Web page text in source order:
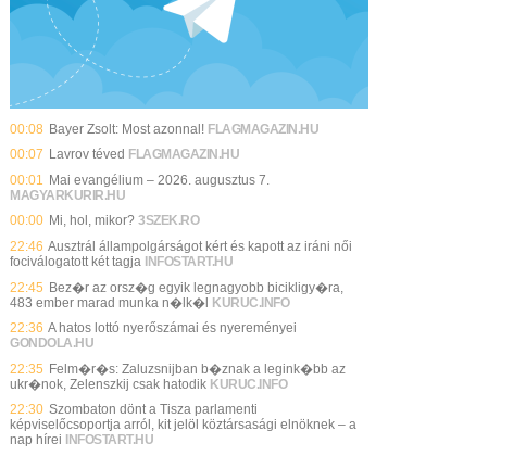
00:08 Bayer Zsolt: Most azonnal! FLAGMAGAZIN.HU
00:07 Lavrov téved FLAGMAGAZIN.HU
00:01
Mai evangélium – 2026. augusztus 7.
MAGYARKURIR.HU
00:00 Mi, hol, mikor? 3SZEK.RO
22:46 Ausztrál állampolgárságot kért és kapott az iráni női
fociválogatott két tagja INFOSTART.HU
22:45 Bez�r az orsz�g egyik legnagyobb bicikligy�ra,
483 ember marad munka n�lk�l KURUC.INFO
22:36 A hatos lottó nyerőszámai és nyereményei
GONDOLA.HU
22:35 Felm�r�s: Zaluzsnijban b�znak a legink�bb az
ukr�nok, Zelenszkij csak hatodik KURUC.INFO
22:30 Szombaton dönt a Tisza parlamenti
képviselőcsoportja arról, kit jelöl köztársasági elnöknek – a
nap hírei
INFOSTART.HU